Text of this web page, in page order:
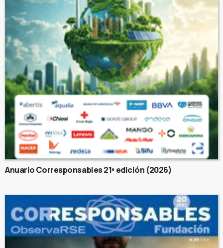
Anuario Corresponsables 21ª edición (2026)